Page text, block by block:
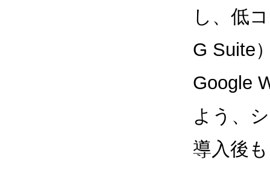
し、低
G Suite
Google
よう、
導入後